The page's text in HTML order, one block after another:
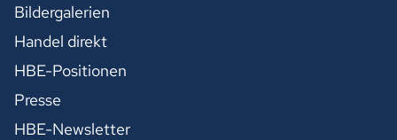
Bildergalerien
Handel direkt
HBE-Positionen
Presse
HBE-Newsletter